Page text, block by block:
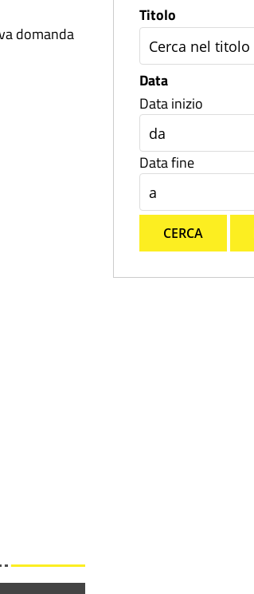
domanda
Titolo
Data
Data inizio
Data fine
CERCA